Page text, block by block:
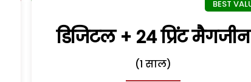
डिजिटल + 24 प्रिंट मैगजीन
(1 साल)